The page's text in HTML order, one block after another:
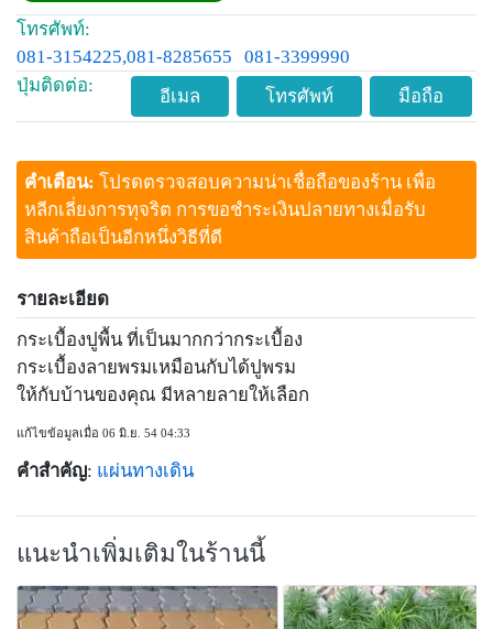
โทรศัพท์:
081-3154225,081-8285655
081-3399990
ปุ่มติดต่อ:
อีเมล โทรศัพท์ มือถือ
คำเตือน: โปรดตรวจสอบความน่าเชื่อถือของร้าน เพื่อ
หลีกเลี่ยงการทุจริต การขอชำระเงินปลายทางเมื่อรับ
สินค้าถือเป็นอีกหนึ่งวิธีที่ดี
รายละเอียด
กระเบื้องปูพื้น ที่เป็นมากกว่ากระเบื้อง
กระเบื้องลายพรมเหมือนกับได้ปูพรม
ให้กับบ้านของคุณ มีหลายลายให้เลือก
แก้ไขข้อมูลเมื่อ 06 มิ.ย. 54 04:33
คำสำคัญ: แผ่นทางเดิน
แนะนำเพิ่มเติมในร้านนี้